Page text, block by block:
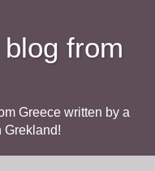
from
Greece written by a
Grekland!